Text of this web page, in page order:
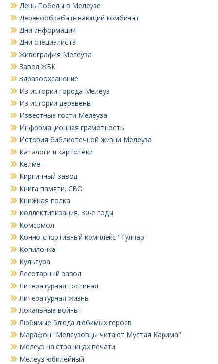
День Победы в Мелеузе
Деревообрабатывающий комбинат
Дни информации
Дни специалиста
Живография Мелеуза
Завод ЖБК
Здравоохранение
Из истории города Мелеуз
Из истории деревень
Известные гости Мелеуза
Информационная грамотность
История библиотечной жизни Мелеуза
Каталоги и картотеки
Келме
Кирпичный завод
Книга памяти. СВО
Книжная полка
Коллективизация. 30-е годы
Комсомол
Конно-спортивный комплекс "Тулпар"
Копилочка
Культура
Лесотарный завод
Литературная гостиная
Литературная жизнь
Локальные войны
Любимые блюда любимых героев
Марафон "Мелеузовцы читают Мустая Карима"
Мелеуз на страницах печати
Мелеуз юбилейный